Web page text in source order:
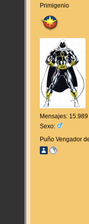
Primigenio
Mensajes: 15.989
Sexo:
Puño Vengador